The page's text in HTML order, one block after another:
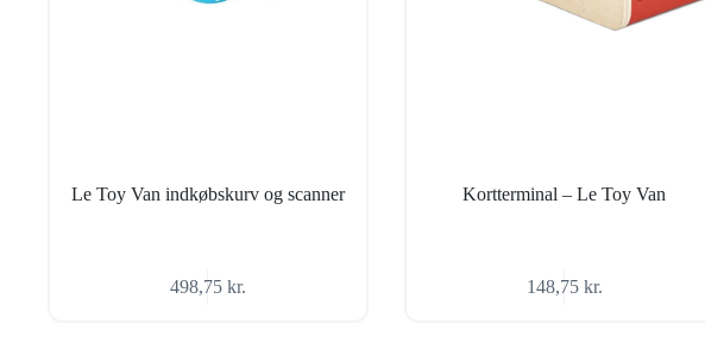
Le Toy Van indkøbskurv og scanner
498,75 kr.
Kortterminal – Le Toy Van
148,75 kr.